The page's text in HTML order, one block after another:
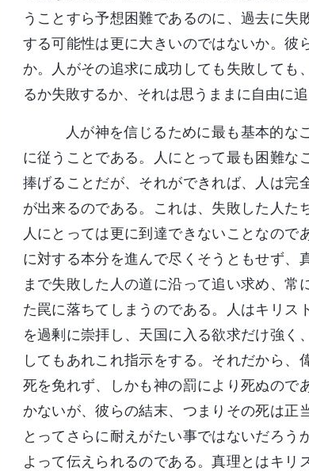
うことすら予想困難であるのに、過去に
する可能性は更に大きいのではないか。彼
か。人がその追求に成功しても失敗しても
るか失敗するか、それは思うままに自由に
人が神を信じるために最も基本的な
に従うことである。人にとって最も困難な
捧げることだが、それができれば、人は完
が出来るのである。これは、失敗した人た
人にとっては更に到達できないことなの
に対する本分を進んで尽くそうともせず
まで失敗した人の道に沿って追い求め、
た罠に落ちてしまうのである。人はキリス
を過剰に崇拝し、天国に入る欲求だけ強
してもあれこれ指示をする。それだから
死を免れず、しかも神の罰により死ぬので
かないが、彼らの結末、つまりその死は正
とってさらに耐えがたい事ではないだろ
よって伝えられるのである。真理とはキ